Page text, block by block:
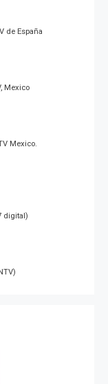
de España
Mexico
Mexico.
digital)